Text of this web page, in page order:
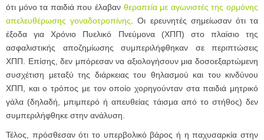
ότι μόνο τα παιδιά που έλαβαν θεραπεία με αγωνιστές της ορμόνης
απελευθέρωσης γοναδοτροπίνης . Οι ερευνητές σημείωσαν ότι τα
έξοδα για Χρόνιο Πυελικό Πνεύμονα (ΧΠΠ) στο πλαίσιο της
ασφαλιστικής αποζημίωσης συμπεριλήφθηκαν σε περιπτώσεις
ΧΠΠ. Επίσης, δεν μπόρεσαν να αξιολογήσουν μια δοσοεξαρτώμενη
συσχέτιση μεταξύ της διάρκειας του θηλασμού και του κινδύνου
ΧΠΠ, και ο τρόπος με τον οποίο χορηγούνταν στα παιδιά μητρικό
γάλα (δηλαδή, μπιμπερό ή απευθείας τάισμα από το στήθος) δεν
συμπεριλήφθηκε στην ανάλυση.
Τέλος, πρόσθεσαν ότι το υπερβολικό βάρος ή η παχυσαρκία στην